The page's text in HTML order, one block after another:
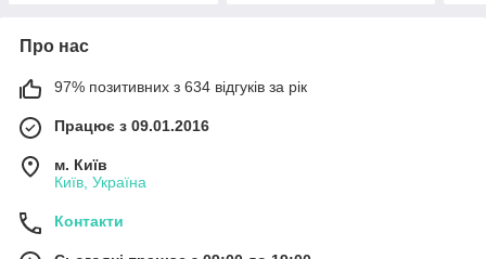
Про нас
97% позитивних з 634 відгуків за рік
Працює з 09.01.2016
м. Київ
Київ, Україна
Контакти